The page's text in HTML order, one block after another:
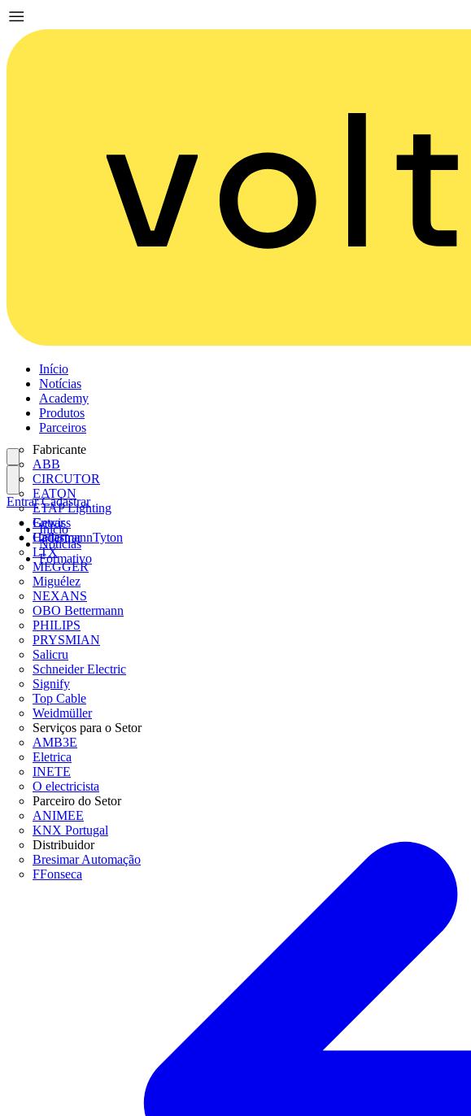
Início
Notícias
Academy
Produtos
Parceiros
Fabricante
ABB
CIRCUTOR
EATON
ETAP Lighting
Gewiss
HellermannTyton
LTX
MEGGER
Miguélez
NEXANS
OBO Bettermann
PHILIPS
PRYSMIAN
Salicru
Schneider Electric
Signify
Top Cable
Weidmüller
Serviços para o Setor
AMB3E
Eletrica
INETE
O electricista
Parceiro do Setor
ANIMEE
KNX Portugal
Distribuidor
Bresimar Automação
FFonseca
Entrar
Cadastrar
Entrar Cadastrar
Início
Notícias
Formativo